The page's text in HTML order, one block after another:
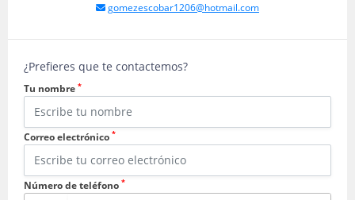
gomezescobar1206@hotmail.com
¿Prefieres que te contactemos?
Tu nombre *
Correo electrónico *
Número de teléfono *